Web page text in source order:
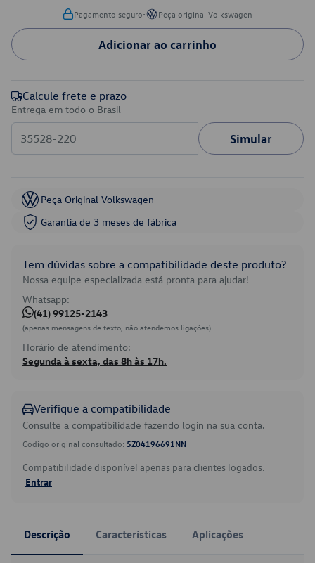
Pagamento seguro• Peça original Volkswagen
Adicionar ao carrinho
Calcule frete e prazo
Entrega em todo o Brasil
Simular
Peça Original Volkswagen
Garantia de 3 meses de fábrica
Tem dúvidas sobre a compatibilidade deste produto?
Nossa equipe especializada está pronta para ajudar!
Whatsapp:
(41) 99125-2143
(apenas mensagens de texto, não atendemos ligações)
Horário de atendimento:
Segunda à sexta, das 8h às 17h.
Verifique a compatibilidade
Consulte a compatibilidade fazendo login na sua conta.
Código original consultado: 5Z04196691NN
Compatibilidade disponível apenas para clientes logados.
Entrar
Descrição Características Aplicações